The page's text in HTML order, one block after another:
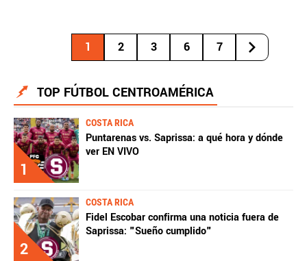
1 2 3 6 7
TOP FÚTBOL CENTROAMÉRICA
1
COSTA RICA
Puntarenas vs. Saprissa: a qué hora y dónde
ver EN VIVO
2
COSTA RICA
Fidel Escobar confirma una noticia fuera de
Saprissa: "Sueño cumplido"